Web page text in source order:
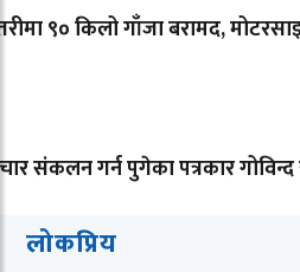
९० किलो गाँजा बरामद,
संकलन गर्न पुगेका पत्रकार
लोकप्रिय